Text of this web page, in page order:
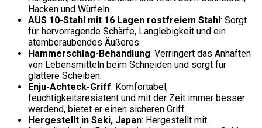
Hacken und Würfeln.
AUS 10-Stahl mit 16 Lagen rostfreiem Stahl : Sorgt
für hervorragende Schärfe, Langlebigkeit und ein
atemberaubendes Äußeres.
Hammerschlag-Behandlung: Verringert das Anhaften
von Lebensmitteln beim Schneiden und sorgt für
glattere Scheiben.
Enju-Achteck-Griff: Komfortabel,
feuchtigkeitsresistent und mit der Zeit immer besser
werdend, bietet er einen sicheren Griff.
Hergestellt in Seki, Japan: Hergestellt mit